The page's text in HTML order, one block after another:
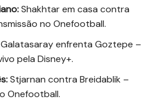
Shakhtar em casa contra
no Onefootball.
Galatasaray enfrenta Goztepe –
pela Disney+.
Stjarnan contra Breidablik –
Onefootball.